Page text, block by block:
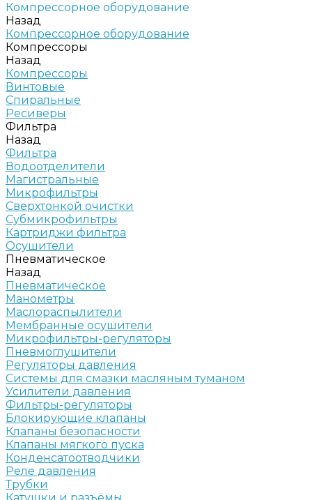
Компрессорное оборудование
Назад
Компрессорное оборудование
Компрессоры
Назад
Компрессоры
Винтовые
Спиральные
Ресиверы
Фильтра
Назад
Фильтра
Водоотделители
Магистральные
Микрофильтры
Сверхтонкой очистки
Субмикрофильтры
Картриджи фильтра
Осушители
Пневматическое
Назад
Пневматическое
Манометры
Маслораспылители
Мембранные осушители
Микрофильтры-регуляторы
Пневмоглушители
Регуляторы давления
Системы для смазки масляным туманом
Усилители давления
Фильтры-регуляторы
Блокирующие клапаны
Клапаны безопасности
Клапаны мягкого пуска
Конденсатоотводчики
Реле давления
Трубки